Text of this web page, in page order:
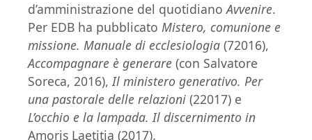
d’amministrazione del quotidianoAvvenire.
Per EDB ha pubblicato Mistero, comunione e
missione. Manuale di ecclesiologia (72016),
Accompagnare è generare (con Salvatore
Soreca, 2016),Il ministero generativo. Per
una pastorale delle relazioni (22017) e
L’occhio e la lampada.Il discernimento in
Amoris Laetitia (2017).